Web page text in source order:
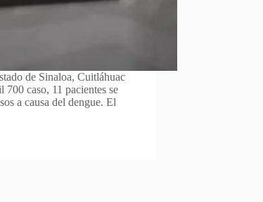
de Sinaloa, Cuitláhuac
caso, 11 pacientes se
a causa del dengue. El